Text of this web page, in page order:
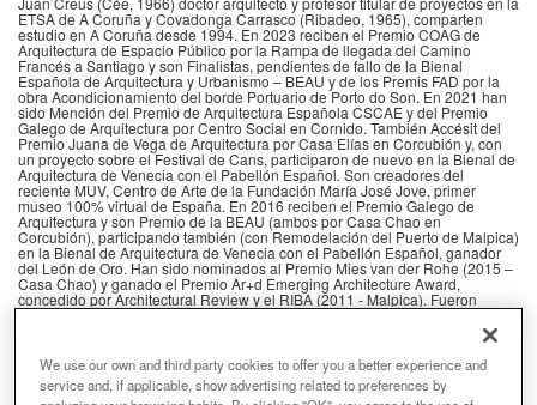
ETSA de A Coruña yCovadonga Carrasco (Ribadeo, 1965), comparten
estudio en A Coruña desde 1994. En 2023 reciben el Premio COAG de
Arquitectura de Espacio Público por la Rampa de llegada del Camino
Francés a Santiago y son Finalistas, pendientes de fallo de la Bienal
Española de Arquitectura y Urbanismo – BEAU y de los Premis FAD por la
obra Acondicionamiento del borde Portuario de Porto do Son. En 2021 han
sido Mención del Premio de Arquitectura Española CSCAE y del Premio
Galego de Arquitectura por Centro Social en Cornido. También Accésit del
Premio Juana de Vega de Arquitectura por Casa Elías en Corcubión y, con
un proyecto sobre el Festival de Cans, participaron de nuevo en la Bienal de
Arquitectura de Venecia con el Pabellón Español. Son creadores del
reciente MUV, Centro de Arte de la Fundación María José Jove, primer
museo 100% virtual de España. En 2016 reciben el Premio Galego de
Arquitectura y son Premio de la BEAU (ambos por Casa Chao en
Corcubión), participando también (con Remodelación del Puerto de Malpica)
en la Bienal de Arquitectura de Venecia con el Pabellón Español, ganador
del León de Oro. Han sido nominados al Premio Mies van der Rohe (2015 –
Casa Chao) y ganado el Premio Ar+d Emerging Architecture Award,
concedido por Architectural Review y el RIBA (2011 - Malpica). Fueron
también Mención Especial en los Premios FAD (2014 – Casa Chao) y
Mención Especial del Jurado en la BEAU (2011 - Malpica). Han ganado el
Premio ENOR Galicia (2007 – Lonja de Fisterra), COAG de Obra Nova (2011
– Casa Mercedes en A Coruña), Espazo Público (2011 - Malpica y 2000 –
Plaza en Lugo) y Rehabilitación (2002 – Fundación Luís Seoane), así como
el Premio Juana de Vega de Arquitectura (2018 – Casa C, 2015 – Casa
We use our own and third party cookies to offer you a better experience and
service and, if applicable, show advertising related to preferences by